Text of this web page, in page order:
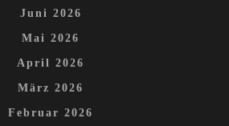
Juni 2026
Mai 2026
April 2026
März 2026
Februar 2026